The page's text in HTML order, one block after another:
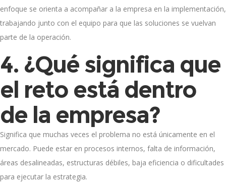
enfoque se orienta a acompañar a la empresa en la implementación,
trabajando junto con el equipo para que las soluciones se vuelvan
parte de la operación.
4. ¿Qué significa que
el reto está dentro
de la empresa?
Significa que muchas veces el problema no está únicamente en el
mercado. Puede estar en procesos internos, falta de información,
áreas desalineadas, estructuras débiles, baja eficiencia o dificultades
para ejecutar la estrategia.